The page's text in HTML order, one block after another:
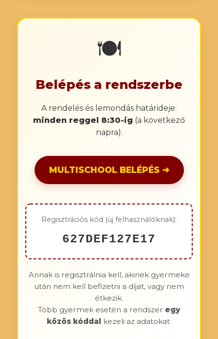
🍽️
Belépés a rendszerbe
A rendelés és lemondás határideje:
minden reggel 8:30-ig (a következő
napra).
MULTISCHOOL BELÉPÉS ➜
Regisztrációs kód (új felhasználóknak):
627DEF127E17
Annak is regisztrálnia kell, akinek gyermeke
után nem kell befizetni a díjat, vagy nem
étkezik.
Több gyermek esetén a rendszer egy
közös kóddal kezeli az adatokat.